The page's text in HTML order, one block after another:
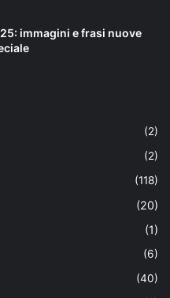
immagini e frasi nuove
(2)
(2)
(118)
(20)
(1)
(6)
(40)